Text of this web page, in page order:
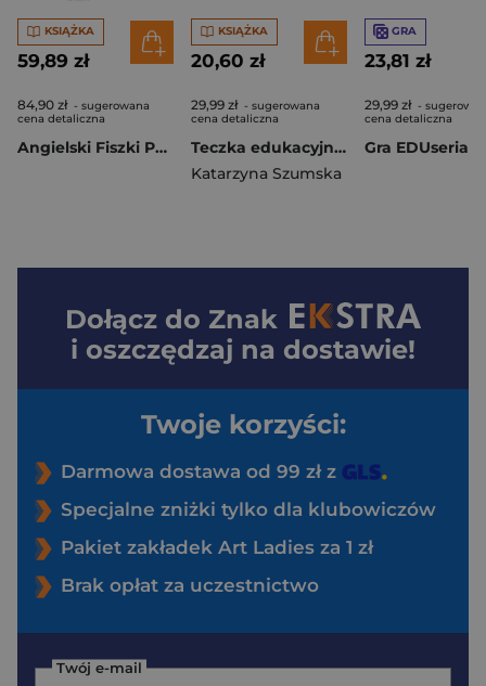
KSIĄŻKA
59,89 zł
84,90 zł - sugerowana
cena detaliczna
Angielski Fiszki PLUS 1000 najważniejszych słów
KSIĄŻKA
20,60 zł
29,99 zł - sugerowana
cena detaliczna
Teczka edukacyjna 5-latka. Kapitan Nauka
Katarzyna Szumska
GRA
23,81 zł
29,99 zł -
cena detaliczna
Dołącz do Znak
i oszczędzaj na dostawie!
Twoje korzyści:
Darmowa dostawa od 99 zł z
Specjalne zniżki tylko dla klubowiczów
Pakiet zakładek Art Ladies za 1 zł
Brak opłat za uczestnictwo
Twój e-mail